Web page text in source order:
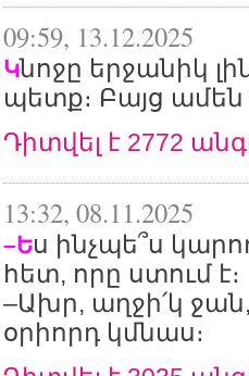
09:59, 13.12.2025
Կնոջը երջանիկ
պետք։ Բայց ամեն
Դիտվել է 2772
13:32, 08.11.2025
–Ես ինչպե՞ս
հետ, որը ստում է։
–Ախր, աղջի՛կ
օրիորդ կմնաս։